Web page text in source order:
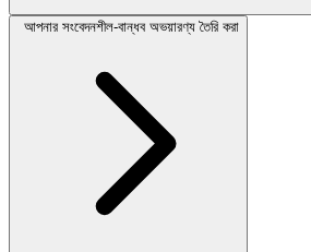
আপনার সংবেদনশীল-বান্ধব অভয়ারণ্য তৈরি করা